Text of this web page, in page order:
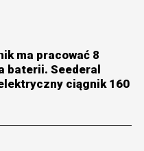
ma pracować 8
baterii. Seederal
ciągnik 160